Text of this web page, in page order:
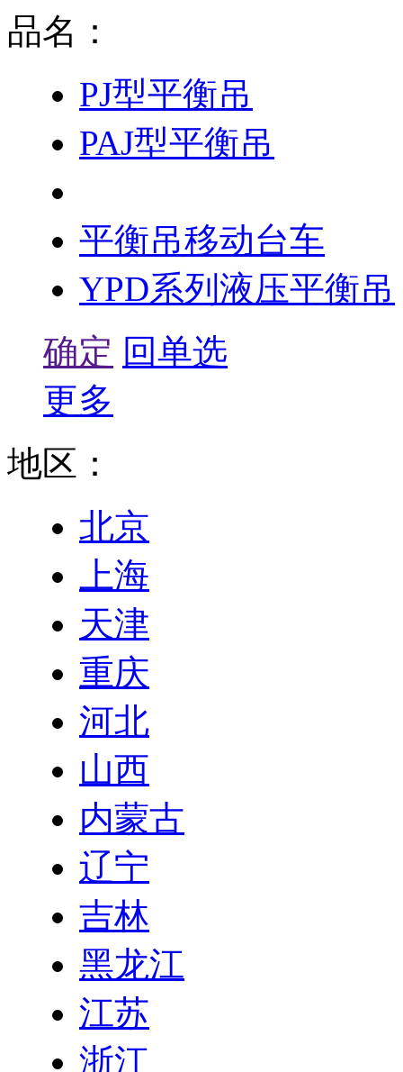
品名：
PJ型平衡吊
PAJ型平衡吊
平衡吊移动台车
YPD系列液压平衡吊
确定 回单选
更多
地区：
北京
上海
天津
重庆
河北
山西
内蒙古
辽宁
吉林
黑龙江
江苏
浙江